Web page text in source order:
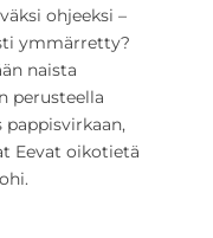
ohjeeksi –
ymmärretty?
naista
perusteella
Eevat oikotietä